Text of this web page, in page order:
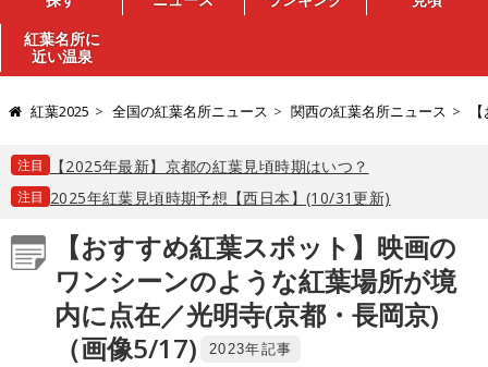
紅葉名所に
近い温泉
紅葉2025 全国の紅葉名所ニュース 関西の紅葉名所ニュース
注目 【2025年最新】京都の紅葉見頃時期はいつ？
注目 2025年紅葉見頃時期予想【西日本】(10/31更新)
【おすすめ紅葉スポット】映画の
ワンシーンのような紅葉場所が境
内に点在／光明寺(京都・長岡京)
（画像5/17)
2023年記事